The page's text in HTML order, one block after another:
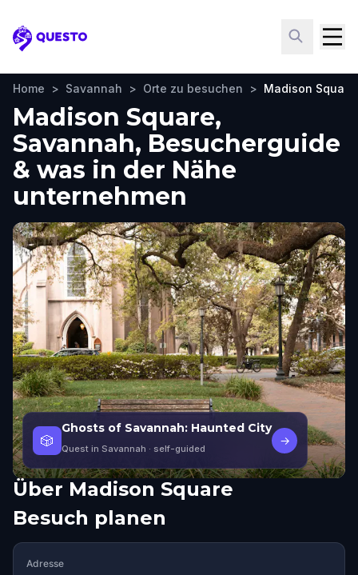
Questo
Home > Savannah > Orte zu besuchen > Madison Square
Madison Square,
Savannah, Besucherguide
& was in der Nähe
unternehmen
🎲
Ghosts of Savannah: Haunted City
Quest in Savannah · self-guided
→
Über Madison Square
Besuch planen
Adresse